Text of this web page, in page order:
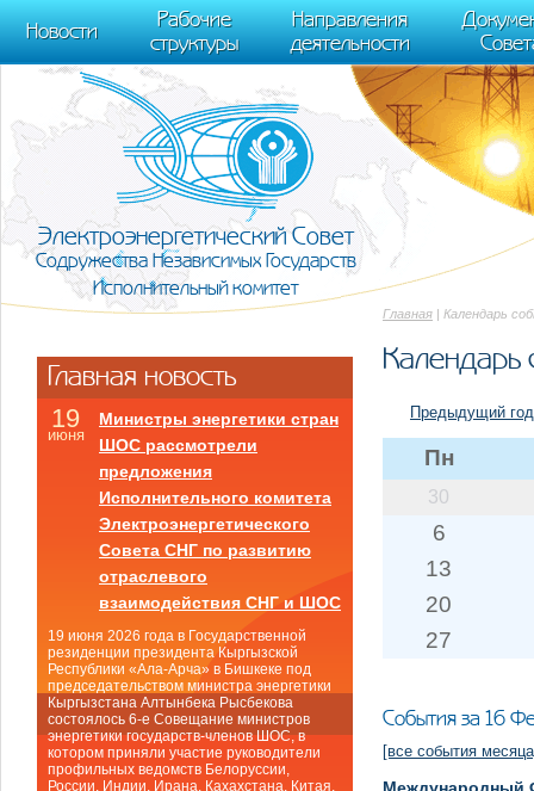
m[i].l=1*new Date(); for (var j = 0; j < document.scripts.length; j++) {if
[0],k.async=1,k.src=r,a.parentNode.insertBefore(k,a)}) (window,
trackLinks:true, accurateTrackBounce:true });
Новости
Рабочие
структуры
Направления
деятельности
Электроэнергетический Совет
Содружества Независимых Государств
Исполнительный комитет
Главная | Календарь
Календарь
Предыдущий год
Пн
30
6
13
20
27
События за 16
[все события
Главная новость
19
июня
Министры энергетики стран
ШОС рассмотрели
предложения
Исполнительного комитета
Электроэнергетического
Совета СНГ по развитию
отраслевого
взаимодействия СНГ и ШОС
19 июня 2026 года в Государственной
резиденции президента Кыргызской
Республики «Ала-Арча» в Бишкеке под
председательством министра энергетики
Кыргызстана Алтынбека Рысбекова
состоялось 6-е Совещание министров
энергетики государств-членов ШОС, в
котором приняли участие руководители
профильных ведомств Белоруссии,
России, Индии, Ирана, Кахахстана, Китая,